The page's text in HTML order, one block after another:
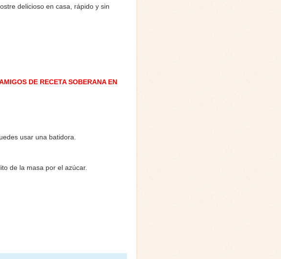
delicioso en casa, rápido y sin
DE RECETA SOBERANA EN
usar una batidora.
de la masa por el azúcar.